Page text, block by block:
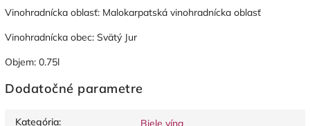
Vinohradnícka oblasť: Malokarpatská vinohradnícka oblasť
Vinohradnícka obec: Svätý Jur
Objem: 0.75l
Dodatočné parametre
Kategória:
Biele vína